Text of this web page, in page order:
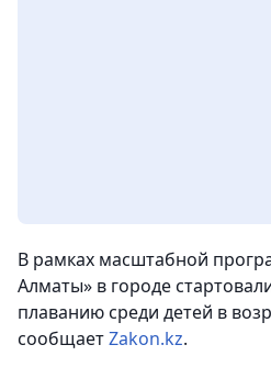
В рамках масштабной
Алматы» в городе
плаванию среди детей в
сообщаетZakon.kz.